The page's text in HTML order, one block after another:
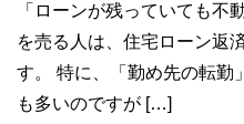
「ローンが残っていても不
を売る人は、住宅ローン返
す。 特に、「勤め先の転勤
も多いのですが […]